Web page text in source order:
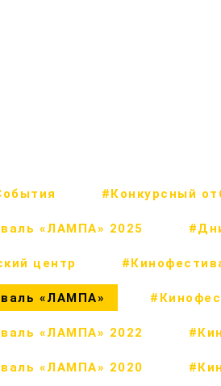
#Конкурсный
«ЛАМПА» 2025
центр
«ЛАМПА»
«ЛАМПА» 2022
«ЛАМПА» 2020